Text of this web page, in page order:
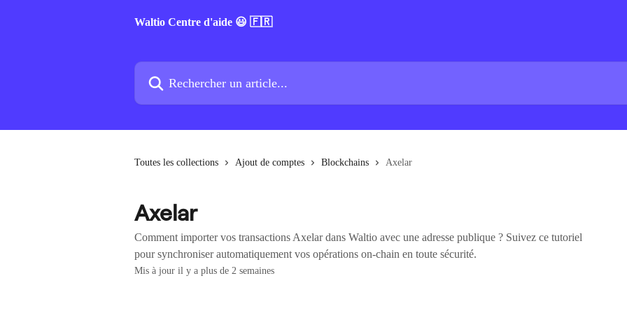
Waltio Centre d'aide 😃 🇫🇷
Rechercher un article...
Toutes les collections Ajout de comptes Blockchains Axelar
Axelar
Comment importer vos transactions Axelar dans Waltio avec une adresse publique ? Suivez ce tutoriel
pour synchroniser automatiquement vos opérations on-chain en toute sécurité.
Mis à jour il y a plus de 2 semaines